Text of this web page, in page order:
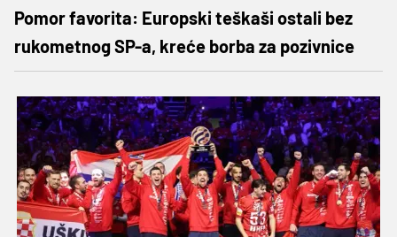
Pomor favorita: Europski teškaši ostali bez
rukometnog SP-a, kreće borba za pozivnice